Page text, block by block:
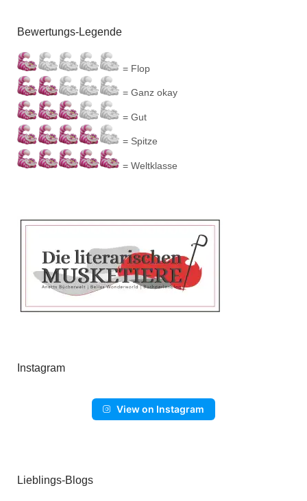
Bewertungs-Legende
= Flop
= Ganz okay
= Gut
= Spitze
= Weltklasse
Instagram
View on Instagram
Lieblings-Blogs